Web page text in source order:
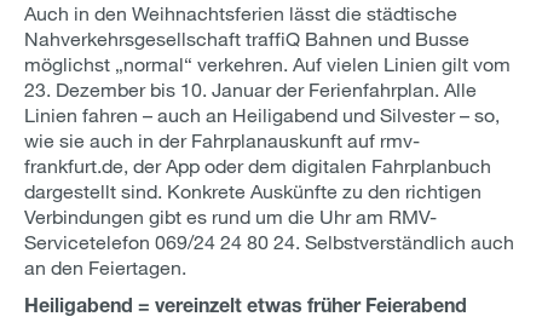
Auch in den Weihnachtsferien lässt die städtische
Nahverkehrsgesellschaft traffiQ Bahnen und Busse
möglichst „normal“ verkehren. Auf vielen Linien gilt vom
23. Dezember bis 10. Januar der Ferienfahrplan. Alle
Linien fahren – auch an Heiligabend und Silvester – so,
wie sie auch in der Fahrplanauskunft auf rmv-
frankfurt.de, der App oder dem digitalen Fahrplanbuch
dargestellt sind. Konkrete Auskünfte zu den richtigen
Verbindungen gibt es rund um die Uhr am RMV-
Servicetelefon 069/24 24 80 24. Selbstverständlich auch
an den Feiertagen.
Heiligabend = vereinzelt etwas früher Feierabend